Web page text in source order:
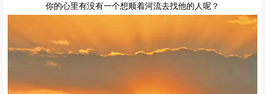
你的心里有没有一个想顺着河流去找他的人呢？